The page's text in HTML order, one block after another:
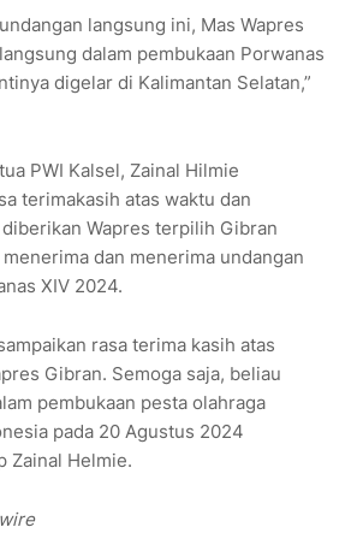
langsung ini, Mas Wapres
dalam pembukaan Porwanas
digelar di Kalimantan Selatan,”
PWI Kalsel, Zainal Hilmie
terimakasih atas waktu dan
Wapres terpilih Gibran
menerima dan menerima undangan
XIV 2024.
rasa terima kasih atas
Gibran. Semoga saja, beliau
pembukaan pesta olahraga
pada 20 Agustus 2024
Zainal Helmie.